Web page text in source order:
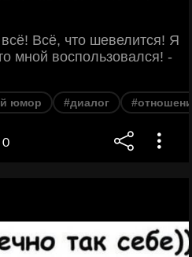
Всё, что шевелится! Я
мной воспользовался! -
юмор #диалог
0